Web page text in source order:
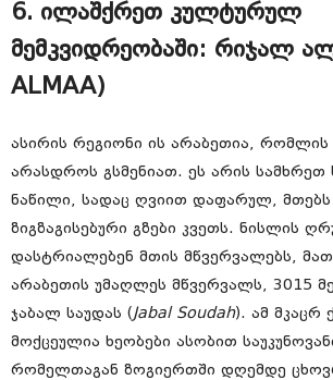
6. ილაშქრეთ კულტურულ
მემკვიდრეობაში: რიჯალ
ALMAA)
ასირის რეგიონი ის არაბეთია, რომლის
არასდროს გსმენიათ. ეს არის სამხრეთ
ნაწილი, სადაც ღვიით დაფარულ, მთებს
ზიგზაგისებური გზები კვეთს. ნისლის
დასტრიალებენ მთის მწვერვალებს,
არაბეთის უმაღლეს მწვერვალს, 3015
ჯაბალ საუდას ( Jabal Soudah). ამ მკაცრ
მოქცეულია ხეობები ასობით
რომელთაგან ზოგიერთში დღემდე